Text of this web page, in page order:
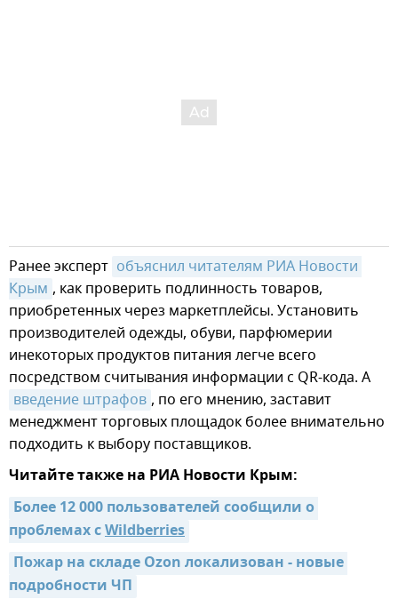
Ранее эксперт объяснил читателям РИА Новости
Крым , как проверить подлинность товаров,
приобретенных через маркетплейсы. Установить
производителей одежды, обуви, парфюмерии
инекоторых продуктов питания легче всего
посредством считывания информации с QR-кода. А
введение штрафов , по его мнению, заставит
менеджмент торговых площадок более внимательно
подходить к выбору поставщиков.
Читайте также на РИА Новости Крым:
Более 12 000 пользователей сообщили о
проблемах с Wildberries
Пожар на складе Ozon локализован - новые
подробности ЧП